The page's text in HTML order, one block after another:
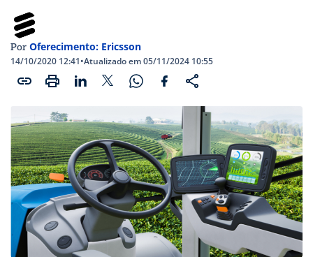
Por Oferecimento: Ericsson
14/10/2020 12:41•Atualizado em 05/11/2024 10:55